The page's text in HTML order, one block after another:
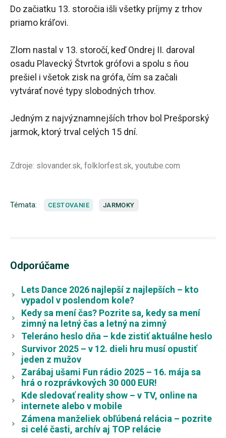
Do začiatku 13. storočia išli všetky príjmy z trhov
priamo kráľovi.
Zlom nastal v 13. storočí, keď Ondrej II. daroval
osadu Plavecký Štvrtok grófovi a spolu s ňou
prešiel i všetok zisk na grófa, čím sa začali
vytvárať nové typy slobodných trhov.
Jedným z najvýznamnejších trhov bol Prešporský
jarmok, ktorý trval celých 15 dní.
Zdroje: slovander.sk, folklorfest.sk, youtube.com
Témata: CESTOVANIE JARMOKY
Odporúčame
Lets Dance 2026 najlepší z najlepších – kto
vypadol v poslendom kole?
Kedy sa mení čas? Pozrite sa, kedy sa mení
zimný na letný čas a letný na zimný
Teleráno heslo dňa – kde zistiť aktuálne heslo
Survivor 2025 – v 12. dieli hru musí opustiť
jeden z mužov
Zarábaj ušami Fun rádio 2025 – 16. mája sa
hrá o rozprávkových 30 000 EUR!
Kde sledovať reality show – v TV, online na
internete alebo v mobile
Zámena manželiek obľúbená relácia – pozrite
si celé časti, archív aj TOP relácie